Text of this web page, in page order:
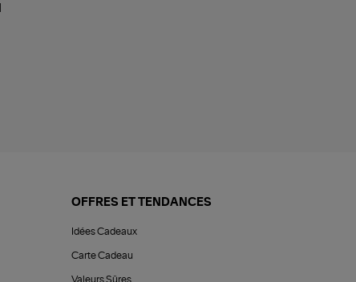
OFFRES ET TENDANCES
Idées Cadeaux
Carte Cadeau
Valeurs Sûres